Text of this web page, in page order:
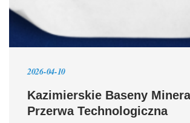
2026-04-10
Kazimierskie Baseny
Przerwa Technologiczna